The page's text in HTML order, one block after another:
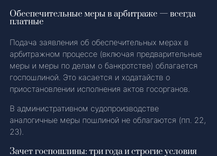
Обеспечительные меры в арбитраже — всегда
платные
Подача заявления об обеспечительных мерах в
арбитражном процессе (включая предварительные
меры и меры по делам о банкротстве) облагается
госпошлиной. Это касается и ходатайств о
приостановлении исполнения актов госорганов.
В административном судопроизводстве
аналогичные меры пошлиной не облагаются (пп. 22,
23).
Зачет госпошлины: три года и строгие условия